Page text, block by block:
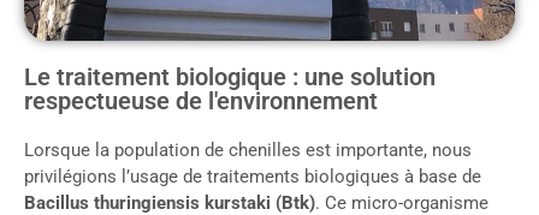
Le traitement biologique : une solution
respectueuse de l'environnement
Lorsque la population de chenilles est importante, nous
privilégions l’usage de traitements biologiques à base de
Bacillus thuringiensis kurstaki (Btk). Ce micro-organisme